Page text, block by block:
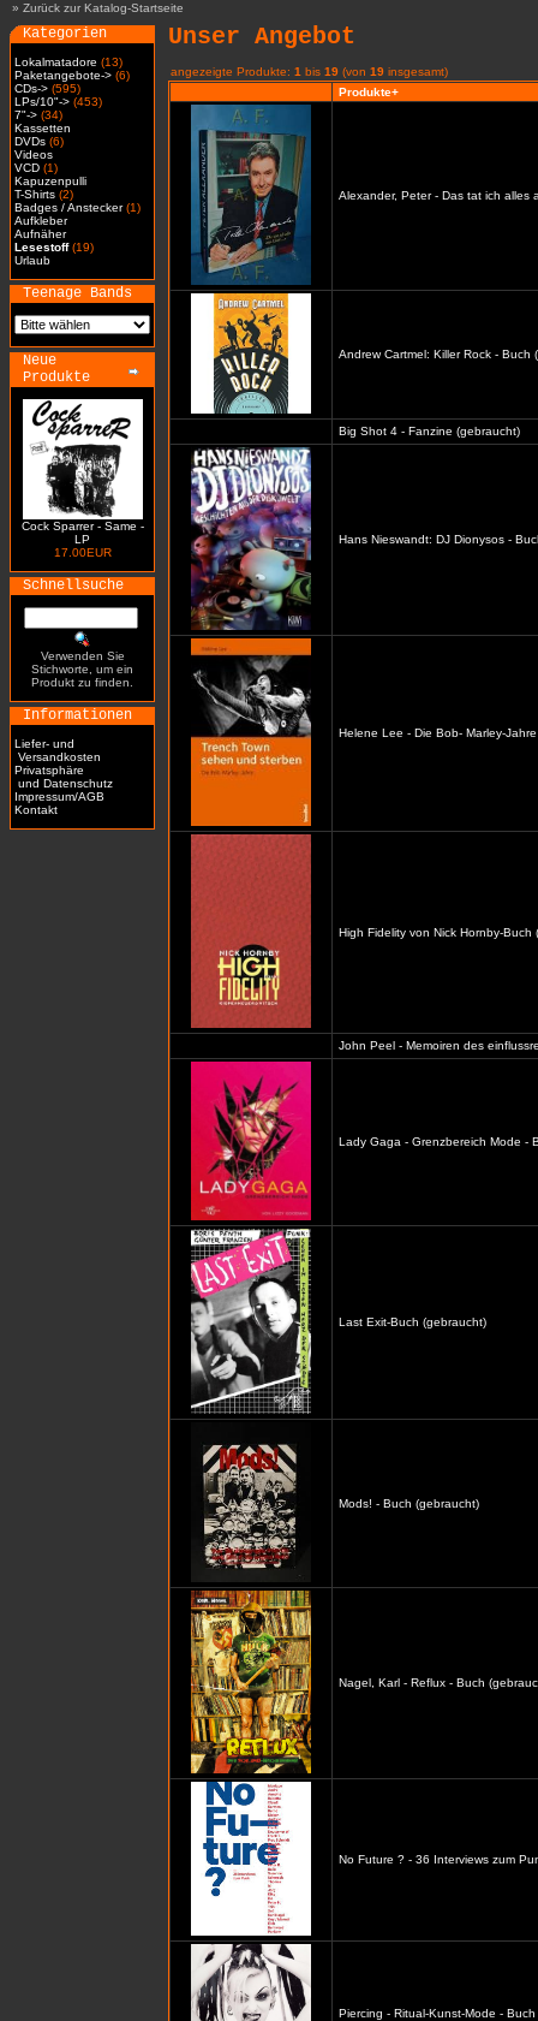
» Zurück zur Katalog-Startseite
Kategorien
Lokalmatadore (13)
Paketangebote-> (6)
CDs-> (595)
LPs/10"-> (453)
7"-> (34)
Kassetten
DVDs (6)
Videos
VCD (1)
Kapuzenpulli
T-Shirts (2)
Badges / Anstecker(1)
Aufkleber
Aufnäher
Lesestoff(19)
Urlaub
Teenage Bands
Neue
Produkte
Cock Sparrer - Same -
LP
17.00EUR
Schnellsuche
Verwenden Sie
Stichworte, um ein
Produkt zu finden.
Informationen
Liefer- und
Versandkosten
Privatsphäre
und Datenschutz
Impressum/AGB
Kontakt
Unser Angebot
angezeigte Produkte: 1 bis 19 (von 19 insgesamt)
Produkte+
Alexander, Peter - Das tat ich alles
Andrew Cartmel: Killer Rock - Buch
Big Shot 4 - Fanzine (gebraucht)
Hans Nieswandt: DJ Dionysos -
Helene Lee - Die Bob- Marley-
High Fidelity von Nick Hornby-Buch
John Peel - Memoiren des
Lady Gaga - Grenzbereich Mode -
Last Exit-Buch (gebraucht)
Mods! - Buch (gebraucht)
Nagel, Karl - Reflux - Buch
No Future ? - 36 Interviews zum
Piercing - Ritual-Kunst-Mode -